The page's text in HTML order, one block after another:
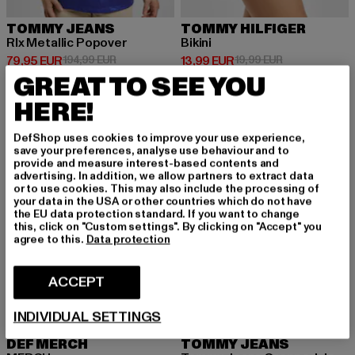
TOMMY JEANS
Rlx Metallic Popover
79,95 EUR
Prix courant: 79,95 EUR
194,99 EURPrix en promotion: 194,99 EUR
TOMMY HILFIGER
Bikini
13,99 EUR
Prix courant: 13,99 EUR
19,99 EURPrix en
-22%
DEF MERCH TOMMY JEANS
GREAT TO SEE YOU
HERE!
DefShop uses cookies to improve your use experience,
save your preferences, analyse use behaviour and to
provide and measure interest-based contents and
advertising. In addition, we allow partners to extract data
or to use cookies. This may also include the processing of
your data in the USA or other countries which do not have
the EU data protection standard. If you want to change
this, click on "Custom settings". By clicking on "Accept" you
agree to this. Data protection
ACCEPT
INDIVIDUAL SETTINGS